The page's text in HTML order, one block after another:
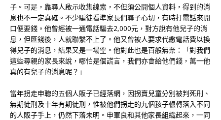
子。可是，靠尋人啟示收集線索，不但須公開個人資料，得到的消
息也不一定真確。不少騙徒看準家長們尋子心切，有時打電話來開
口便要錢。他曾經被一通電話騙去2,000元，對方說有他兒子的消
息，但匯錢後，人就聯繫不上了。他又曾被人要求代繳電話費以換
得兒子的消息，結果又是一場空。他對此也是百般無奈：「對我們
這些尋親的家長來說，哪怕是個謊言，我們亦會給他們錢，萬一他
真的有兒子的消息呢？」
當年拐走申聰的五個人販子已經落網，因拐賣兒童分別被判死刑、
無期徒刑及十年有期徒刑，惟被他們拐走的九個孩子輾轉落入不同
的人販子手上，仍然下落未明。申軍良和其他家長組織起來，一同